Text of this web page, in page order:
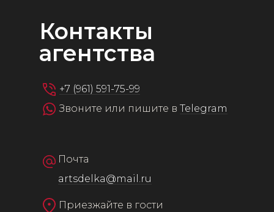
Контакты
агентства
+7 (961) 591-75-99
Звоните или пишите в Telegram
Почта
artsdelka@mail.ru
Приезжайте в гости